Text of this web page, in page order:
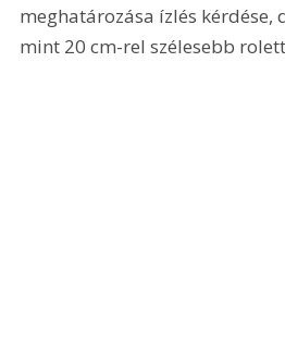
meghatározása ízlés kérdése,
mint 20 cm-rel szélesebb